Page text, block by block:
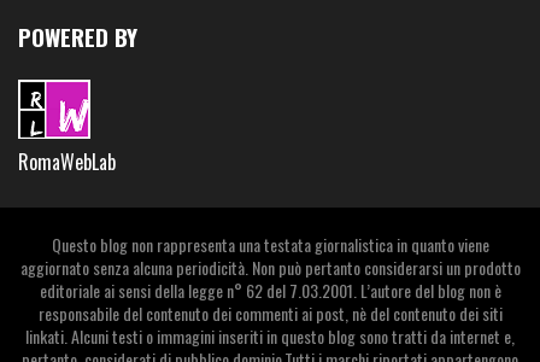
POWERED BY
RomaWebLab
Questo blog non rappresenta una testata giornalistica in quanto viene
aggiornato senza alcuna periodicità. Non può pertanto considerarsi un prodotto
editoriale ai sensi della legge n° 62 del 7.03.2001. L’autore del blog non è
responsabile del contenuto dei commenti ai post, nè del contenuto dei siti
linkati. Alcuni testi o immagini inseriti in questo blog sono tratti da internet e,